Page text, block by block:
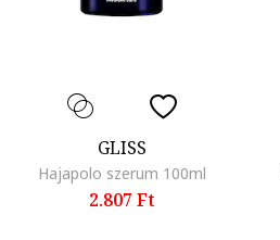
GLISS
Hajapolo szerum 100ml
2.807 Ft